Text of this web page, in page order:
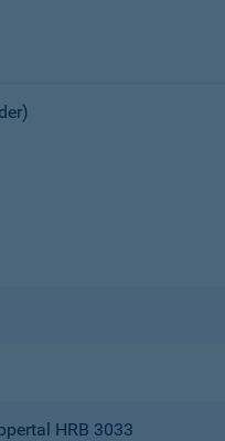
HRB 3033